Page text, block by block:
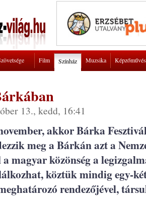
Film Színház Muzsika
13., kedd, 16:41
akkor Bárka
meg a Bárkán azt a
magyar közönség a
köztük mindig egy-
rendezőjével,